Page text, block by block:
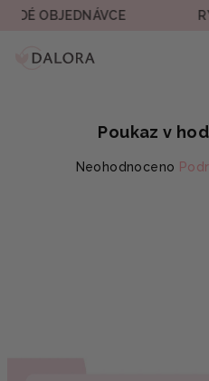
Přejít
Poukaz v
Průměrné
Neohodnoceno